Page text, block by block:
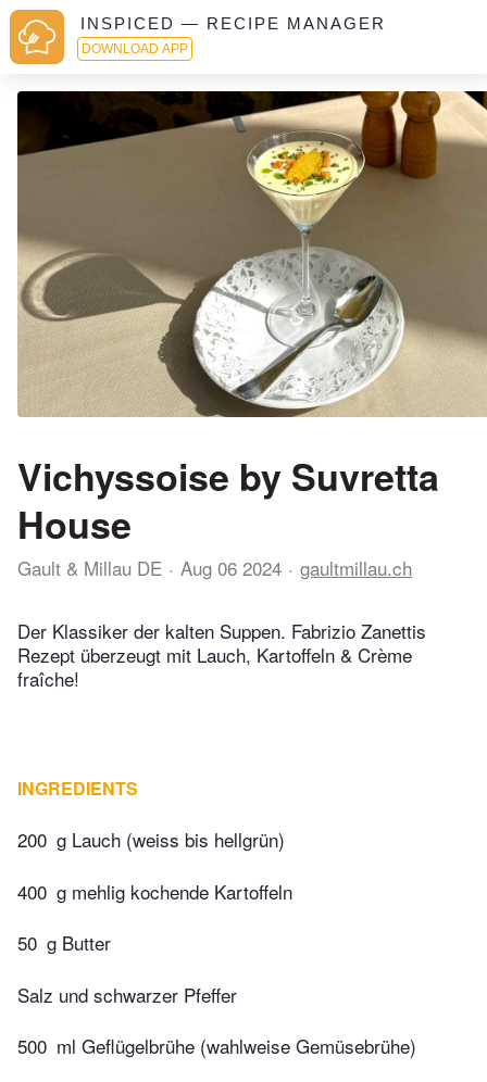
INSPICED — RECIPE MANAGER
DOWNLOAD APP
Vichyssoise by Suvretta
House
Gault & Millau DE Aug 06 2024 gaultmillau.ch
Der Klassiker der kalten Suppen. Fabrizio Zanettis
Rezept überzeugt mit Lauch, Kartoffeln & Crème
fraîche!
INGREDIENTS
200 g Lauch (weiss bis hellgrün)
400 g mehlig kochende Kartoffeln
50 g Butter
Salz und schwarzer Pfeffer
500 ml Geflügelbrühe (wahlweise Gemüsebrühe)